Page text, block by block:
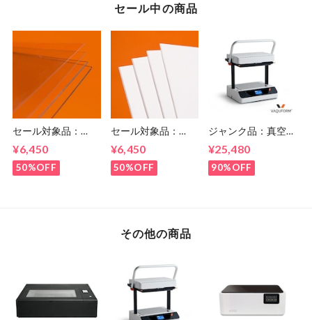
セール中の商品
セール対象品：
ト PETG 透明
¥6,450
50%OFF
セール対象品：
ト HIPS 白
¥6,450
50%OFF
ジャンク品：真空成
¥25,480
90%OFF
その他の商品